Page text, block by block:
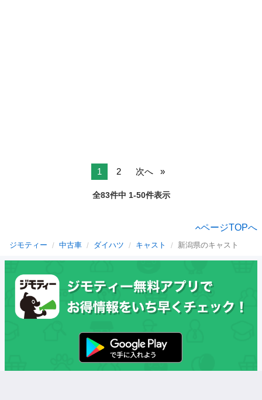
1 2 次へ
全83件中 1-50件表示
ページTOPへ
ジモティー 中古車 ダイハツ キャスト 新潟県のキャスト